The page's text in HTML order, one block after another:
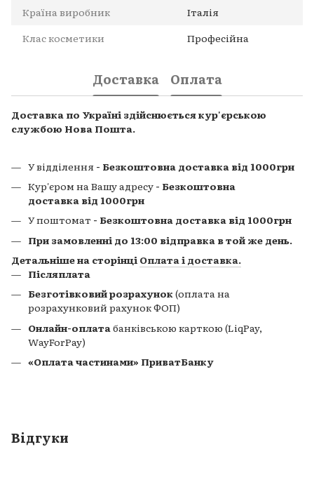
Країна виробник
Італія
Клас косметики
Професійна
Доставка Оплата
Доставка по Україні здійснюється кур'єрською
службою Нова Пошта.
У відділення - Безкоштовна доставка від 1000грн
Кур'єром на Вашу адресу - Безкоштовна
доставка від 1000грн
У поштомат - Безкоштовна доставка від 1000грн
При замовленні до 13:00 відправка в той же день.
Детальніше на сторінці Оплата і доставка.
Післяплата
Безготівковий розрахунок(оплата на
розрахунковий рахунок ФОП)
Онлайн-оплата банківською карткою (LiqPay,
WayForPay)
«Оплата частинами» ПриватБанку
Відгуки